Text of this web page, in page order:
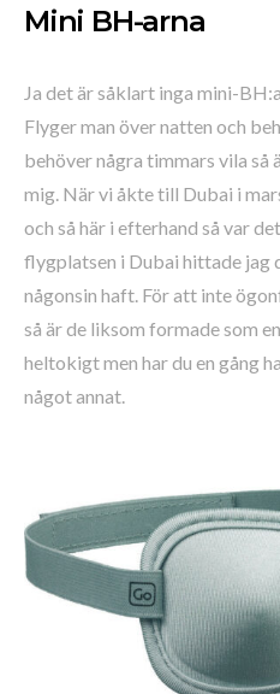
Mini BH-arna
Ja det är såklart inga mini-
Flyger man över natten och
behöver några timmars vila
mig. När vi åkte till Dubai i
och så här i efterhand så var
flygplatsen i Dubai hittade jag
någonsin haft. För att inte
så är de liksom formade som
heltokigt men har du en gång
något annat.